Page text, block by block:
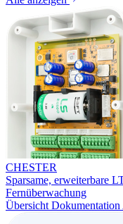
CHESTER
Sparsame, erweiterbare
Fernüberwachung
Übersicht Dokumentation